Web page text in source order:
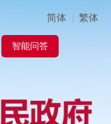
简体 | 繁体
智能问答